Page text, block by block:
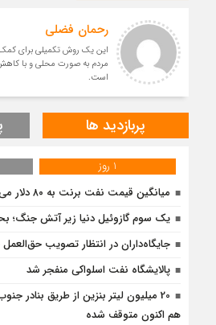
رحمان فضلی
این یک روش تکمیلی برای
مردم به صورت محلی و با
است.
پربازدید ها
1 روز
میانگین قیمت نفت برنت به ۸۰ دلار می‌رسد
یک سوم گازوئیل دنیا زیر آتش جنگ؛
جایگاه‌داران در انتظار تصویب
پالایشگاه نفت اسلواکی منفجر شد
20 میلیون لیتر بنزین از طریق بنادر
هم اکنون متوقف شده